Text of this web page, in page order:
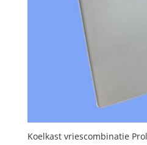
Koelkast vriescombinatie